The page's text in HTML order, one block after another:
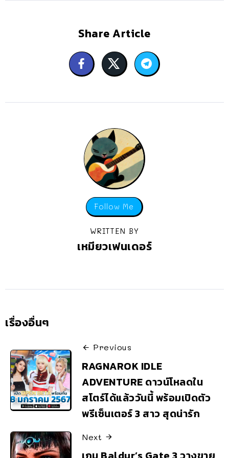
Share Article
Follow Me
WRITTEN BY
เหมียวเฟนเดอร์
เรื่องอื่นๆ
Previous
RAGNAROK IDLE
ADVENTURE ดาวน์โหลดใน
สโตร์ได้แล้ววันนี้ พร้อมเปิดตัว
พรีเซ็นเตอร์ 3 สาว สุดน่ารัก
Next